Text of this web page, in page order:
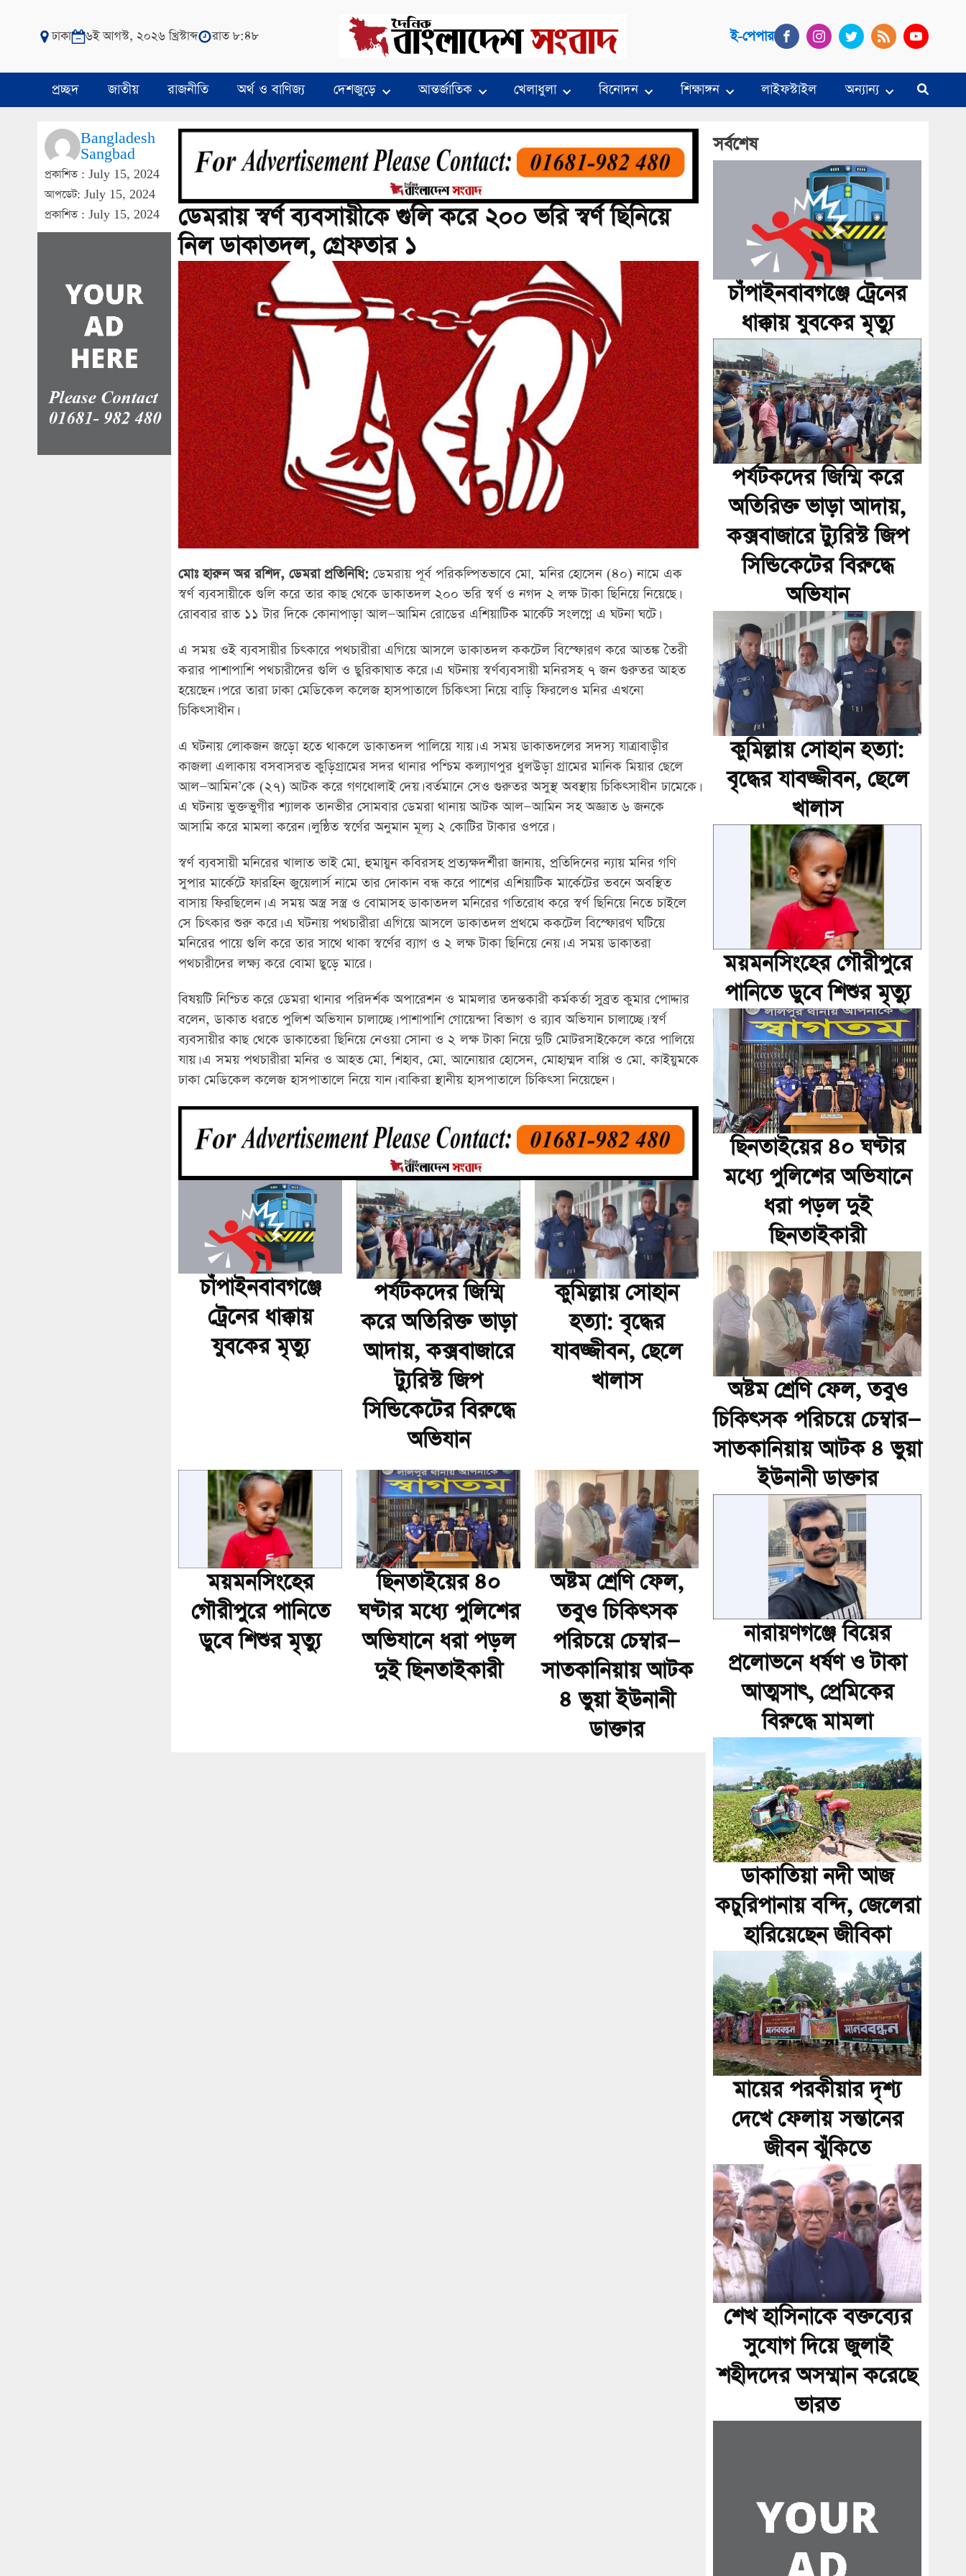
ঢাকা ৬ই আগস্ট, ২০২৬ খ্রিস্টাব্দ রাত ৮:৪৮ ই-পেপার
প্রচ্ছদ জাতীয় রাজনীতি অর্থ ও বাণিজ্য দেশজুড়ে আন্তর্জাতিক খেলাধুলা বিনোদন শিক্ষাঙ্গন লাইফস্টাইল অন্যান্য
Bangladesh
Sangbad
প্রকাশিত : July 15, 2024
আপডেট: July 15, 2024
প্রকাশিত : July 15, 2024
ডেমরায় স্বর্ণ ব্যবসায়ীকে গুলি করে ২০০ ভরি স্বর্ণ ছিনিয়ে
নিল ডাকাতদল, গ্রেফতার ১
মোঃ হারুন অর রশিদ, ডেমরা প্রতিনিধি: ডেমরায় পূর্ব পরিকল্পিতভাবে মো. মনির হোসেন (৪০) নামে এক
স্বর্ণ ব্যবসায়ীকে গুলি করে তার কাছ থেকে ডাকাতদল ২০০ ভরি স্বর্ণ ও নগদ ২ লক্ষ টাকা ছিনিয়ে নিয়েছে।
রোববার রাত ১১ টার দিকে কোনাপাড়া আল—আমিন রোডের এশিয়াটিক মার্কেট সংলগ্নে এ ঘটনা ঘটে।
এ সময় ওই ব্যবসায়ীর চিৎকারে পথচারীরা এগিয়ে আসলে ডাকাতদল ককটেল বিস্ফোরণ করে আতঙ্ক তৈরী
করার পাশাপাশি পথচারীদের গুলি ও ছুরিকাঘাত করে। এ ঘটনায় স্বর্ণব্যবসায়ী মনিরসহ ৭ জন গুরুতর আহত
হয়েছেন। পরে তারা ঢাকা মেডিকেল কলেজ হাসপাতালে চিকিৎসা নিয়ে বাড়ি ফিরলেও মনির এখনো
চিকিৎসাধীন।
এ ঘটনায় লোকজন জড়ো হতে থাকলে ডাকাতদল পালিয়ে যায়। এ সময় ডাকাতদলের সদস্য যাত্রাবাড়ীর
কাজলা এলাকায় বসবাসরত কুড়িগ্রামের সদর থানার পশ্চিম কল্যাণপুর ধুলউড়া গ্রামের মানিক মিয়ার ছেলে
আল—আমিন’কে (২৭) আটক করে গণধোলাই দেয়। বর্তমানে সেও গুরুতর অসুস্থ অবস্থায় চিকিৎসাধীন ঢামেকে।
এ ঘটনায় ভুক্তভুগীর শ্যালক তানভীর সোমবার ডেমরা থানায় আটক আল—আমিন সহ অজ্ঞাত ৬ জনকে
আসামি করে মামলা করেন। লুন্ঠিত স্বর্ণের অনুমান মূল্য ২ কোটির টাকার ওপরে।
স্বর্ণ ব্যবসায়ী মনিরের খালাত ভাই মো. হুমায়ুন কবিরসহ প্রত্যক্ষদর্শীরা জানায়, প্রতিদিনের ন্যায় মনির গণি
সুপার মার্কেটে ফারহিন জুয়েলার্স নামে তার দোকান বন্ধ করে পাশের এশিয়াটিক মার্কেটের ভবনে অবস্থিত
বাসায় ফিরছিলেন। এ সময় অস্ত্র সস্ত্র ও বোমাসহ ডাকাতদল মনিরের গতিরোধ করে স্বর্ণ ছিনিয়ে নিতে চাইলে
সে চিৎকার শুরু করে। এ ঘটনায় পথচারীরা এগিয়ে আসলে ডাকাতদল প্রথমে ককটেল বিস্ফোরণ ঘটিয়ে
মনিরের পায়ে গুলি করে তার সাথে থাকা স্বর্ণের ব্যাগ ও ২ লক্ষ টাকা ছিনিয়ে নেয়। এ সময় ডাকাতরা
পথচারীদের লক্ষ্য করে বোমা ছুড়ে মারে।
বিষয়টি নিশ্চিত করে ডেমরা থানার পরিদর্শক অপারেশন ও মামলার তদন্তকারী কর্মকর্তা সুব্রত কুমার পোদ্দার
বলেন, ডাকাত ধরতে পুলিশ অভিযান চালাচ্ছে। পাশাপাশি গোয়েন্দা বিভাগ ও র‍্যাব অভিযান চালাচ্ছে। স্বর্ণ
ব্যবসায়ীর কাছ থেকে ডাকাতেরা ছিনিয়ে নেওয়া সোনা ও ২ লক্ষ টাকা নিয়ে দুটি মোটরসাইকেলে করে পালিয়ে
যায়। এ সময় পথচারীরা মনির ও আহত মো. শিহাব, মো. আনোয়ার হোসেন, মোহাম্মদ বাপ্পি ও মো. কাইয়ুমকে
ঢাকা মেডিকেল কলেজ হাসপাতালে নিয়ে যান। বাকিরা স্থানীয় হাসপাতালে চিকিৎসা নিয়েছেন।
চাঁপাইনবাবগঞ্জে
ট্রেনের ধাক্কায়
যুবকের মৃত্যু
পর্যটকদের জিম্মি
করে অতিরিক্ত ভাড়া
আদায়, কক্সবাজারে
ট্যুরিস্ট জিপ
সিন্ডিকেটের বিরুদ্ধে
অভিযান
কুমিল্লায় সোহান
হত্যা: বৃদ্ধের
যাবজ্জীবন, ছেলে
খালাস
ময়মনসিংহের
গৌরীপুরে পানিতে
ডুবে শিশুর মৃত্যু
ছিনতাইয়ের ৪০
ঘণ্টার মধ্যে পুলিশের
অভিযানে ধরা পড়ল
দুই ছিনতাইকারী
অষ্টম শ্রেণি ফেল,
তবুও চিকিৎসক
পরিচয়ে চেম্বার—
সাতকানিয়ায় আটক
৪ ভুয়া ইউনানী
ডাক্তার
সর্বশেষ
চাঁপাইনবাবগঞ্জে ট্রেনের
ধাক্কায় যুবকের মৃত্যু
পর্যটকদের জিম্মি করে
অতিরিক্ত ভাড়া আদায়,
কক্সবাজারে ট্যুরিস্ট জিপ
সিন্ডিকেটের বিরুদ্ধে
অভিযান
কুমিল্লায় সোহান হত্যা:
বৃদ্ধের যাবজ্জীবন, ছেলে
খালাস
ময়মনসিংহের গৌরীপুরে
পানিতে ডুবে শিশুর মৃত্যু
ছিনতাইয়ের ৪০ ঘণ্টার
মধ্যে পুলিশের অভিযানে
ধরা পড়ল দুই
ছিনতাইকারী
অষ্টম শ্রেণি ফেল, তবুও
চিকিৎসক পরিচয়ে চেম্বার—
সাতকানিয়ায় আটক ৪ ভুয়া
ইউনানী ডাক্তার
নারায়ণগঞ্জে বিয়ের
প্রলোভনে ধর্ষণ ও টাকা
আত্মসাৎ, প্রেমিকের
বিরুদ্ধে মামলা
ডাকাতিয়া নদী আজ
কচুরিপানায় বন্দি, জেলেরা
হারিয়েছেন জীবিকা
মায়ের পরকীয়ার দৃশ্য
দেখে ফেলায় সন্তানের
জীবন ঝুঁকিতে
শেখ হাসিনাকে বক্তব্যের
সুযোগ দিয়ে জুলাই
শহীদদের অসম্মান করেছে
ভারত